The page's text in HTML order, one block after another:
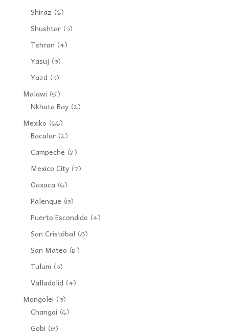
Shiraz (6)
Shushtar(3)
Tehran (4)
Yasuj (3)
Yazd(3)
Malawi (5)
Nkhata Bay(2)
Mexiko (66)
Bacalar(2)
Campeche (2)
Mexico City(7)
Oaxaca(6)
Palenque (13)
Puerto Escondido (4)
San Cristóbal (8)
San Mateo (12)
Tulum (3)
Valladolid(4)
Mongolei (13)
Changai (6)
Gobi (8)